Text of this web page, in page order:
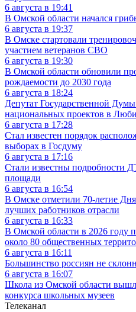
6 августа в 19:41
В Омской области начался
6 августа в 19:37
В Омске стартовали
участием ветеранов СВО
6 августа в 19:30
В Омской области обновили
рождаемости до 2030 года
6 августа в 18:24
Депутат Государственной
национальных проектов в
6 августа в 17:28
Стал известен порядок
выборах в Госдуму
6 августа в 17:16
Стали известны подробности
площади
6 августа в 16:54
В Омске отметили 70-летие
лучших работников отрасли
6 августа в 16:33
В Омской области в 2026 году
около 80 общественных
6 августа в 16:11
Большинство россиян не
6 августа в 16:07
Школа из Омской области
конкурса школьных музеев
Телеканал